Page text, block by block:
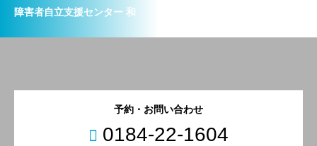
障害者自立支援センター 和
予約・お問い合わせ
0184-22-1604